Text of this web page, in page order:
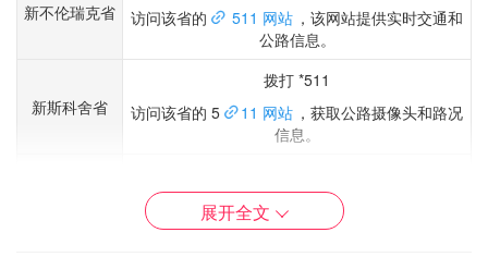
新不伦瑞克省
访问该省的
511 网站 ，该网站提供实时交通和
公路信息。
新斯科舍省
拨打 *511
访问该省的 5
11 网站 ，获取公路摄像头和路况
信息。
资源。
致电 1-800-661-0750
展开全文